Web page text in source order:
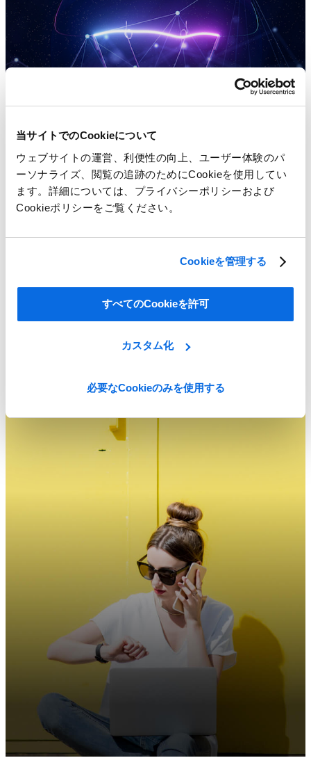
当サイトでのCookieについて
ウェブサイトの運営、利便性の向上、ユーザー体験のパ
ーソナライズ、閲覧の追跡のためにCookieを使用してい
ます。詳細については、プライバシーポリシーおよび
Cookieポリシーをご覧ください。
Cookieを管理する
すべてのCookieを許可
カスタム化
必要なCookieのみを使用する